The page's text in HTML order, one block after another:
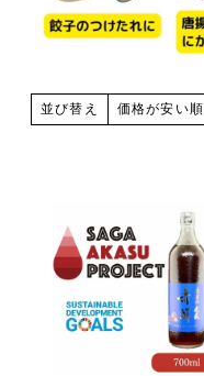
並び替え 価格が安い順